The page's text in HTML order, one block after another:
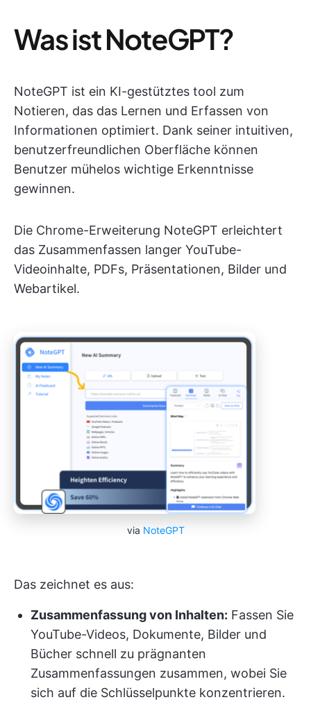
Was ist NoteGPT?
NoteGPT ist ein KI-gestütztes tool zum
Notieren, das das Lernen und Erfassen von
Informationen optimiert. Dank seiner intuitiven,
benutzerfreundlichen Oberfläche können
Benutzer mühelos wichtige Erkenntnisse
gewinnen.
Die Chrome-Erweiterung NoteGPT erleichtert
das Zusammenfassen langer YouTube-
Videoinhalte, PDFs, Präsentationen, Bilder und
Webartikel.
via NoteGPT
Das zeichnet es aus:
Zusammenfassung von Inhalten: Fassen Sie
YouTube-Videos, Dokumente, Bilder und
Bücher schnell zu prägnanten
Zusammenfassungen zusammen, wobei Sie
sich auf die Schlüsselpunkte konzentrieren.